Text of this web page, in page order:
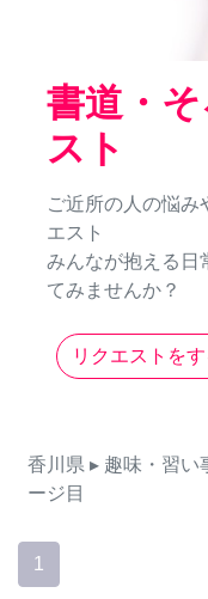
書道・
スト
ご近所の人の悩み
エスト
みんなが抱える日
てみませんか？
リクエストをす
香川県 ▸ 趣味・習い
ージ目
1